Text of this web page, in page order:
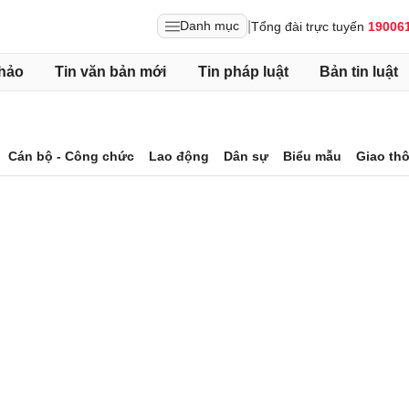
Danh mục Tổng đài trực tuyến
Tin văn bản mới Tin pháp luật Bản tin luật
Cán bộ - Công chức Lao động Dân sự Biểu mẫu Giao